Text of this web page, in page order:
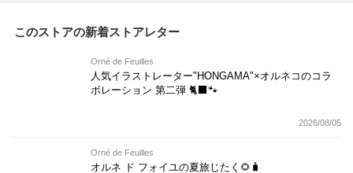
このストアの新着ストアレター
Orné de Feuilles
人気イラストレーター"HONGAMA"×オルネコの​コラ
ボレーション 第二弾 🐈‍⬛🐾
2026/08/05
Orné de Feuilles
オルネ ド フォイユの夏旅じたく🌻🧳